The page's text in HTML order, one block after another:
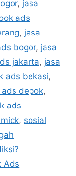
, jasa
ads
, jasa
bogor, jasa
jakarta, jasa
ads bekasi,
depok,
ads
, sosial
Ads